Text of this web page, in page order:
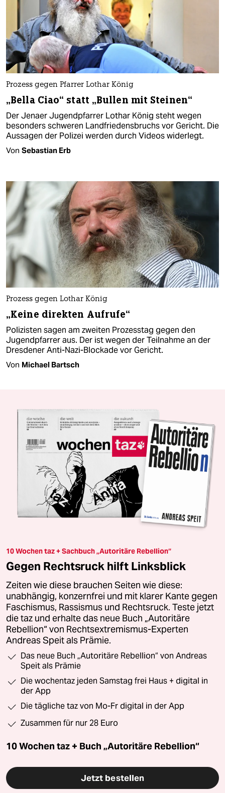
Prozess gegen Pfarrer Lothar König
„Bella Ciao“ statt „Bullen mit Steinen“
Der Jenaer Jugendpfarrer Lothar König steht wegen
besonders schweren Landfriedensbruchs vor Gericht. Die
Aussagen der Polizei werden durch Videos widerlegt.
Von Sebastian Erb
Prozess gegen Lothar König
„Keine direkten Aufrufe“
Polizisten sagen am zweiten Prozesstag gegen den
Jugendpfarrer aus. Der ist wegen der Teilnahme an der
Dresdener Anti-Nazi-Blockade vor Gericht.
Von Michael Bartsch
10 Wochen taz + Sachbuch „Autoritäre Rebellion“
Gegen Rechtsruck hilft Linksblick
Zeiten wie diese brauchen Seiten wie diese:
unabhängig, konzernfrei und mit klarer Kante gegen
Faschismus, Rassismus und Rechtsruck. Teste jetzt
die taz und erhalte das neue Buch „Autoritäre
Rebellion“ von Rechtsextremismus-Experten
Andreas Speit als Prämie.
Das neue Buch „Autoritäre Rebellion“ von Andreas
Speit als Prämie
Die wochentaz jeden Samstag frei Haus + digital in
der App
Die tägliche taz von Mo-Fr digital in der App
Zusammen für nur 28 Euro
10 Wochen taz + Buch „Autoritäre Rebellion“
Jetzt bestellen